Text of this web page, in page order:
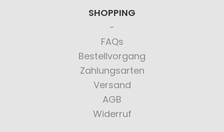
SHOPPING
FAQs
Bestellvorgang
Zahlungsarten
Versand
AGB
Widerruf